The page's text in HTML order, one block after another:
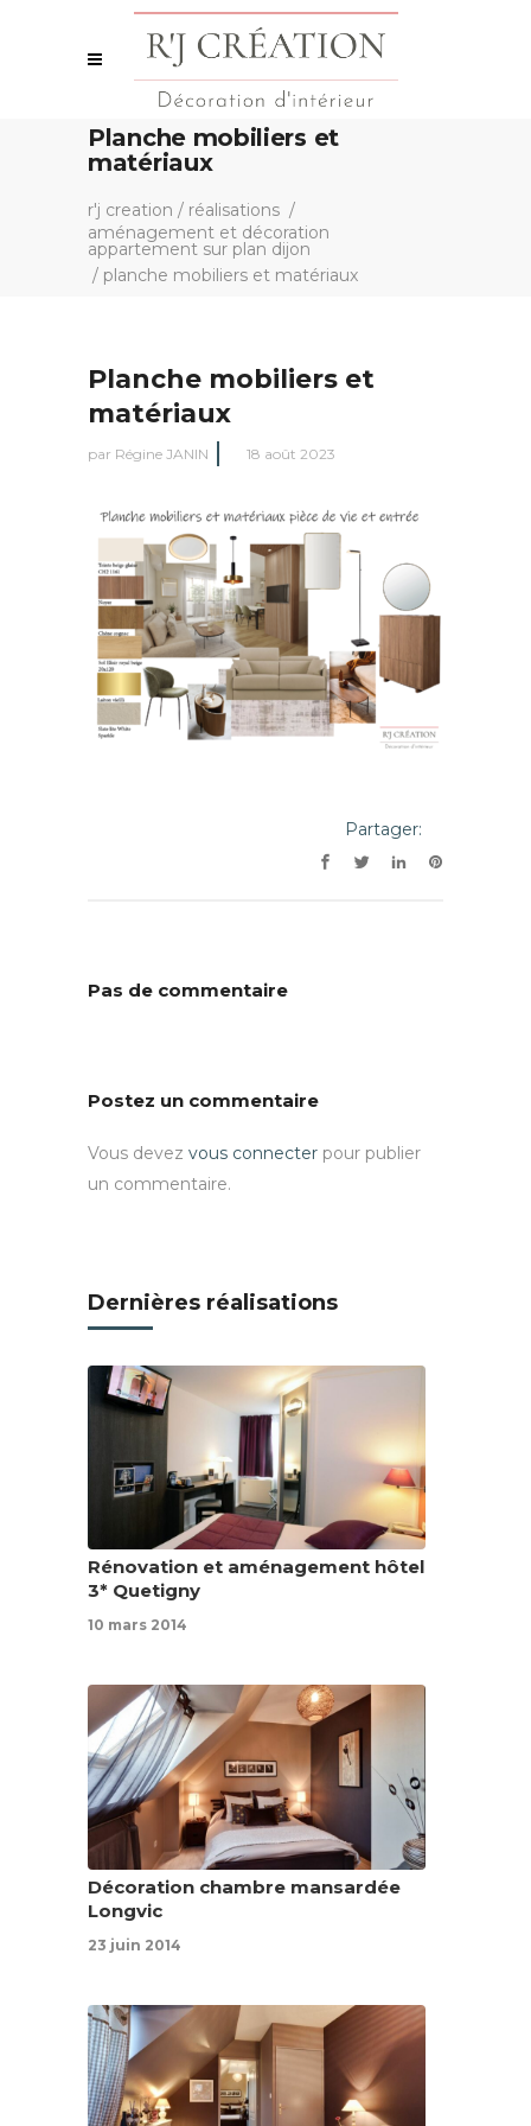
Planche mobiliers et
matériaux
r'j creation / réalisations /
aménagement et décoration
appartement sur plan dijon
/ planche mobiliers et matériaux
Planche mobiliers et
matériaux
par Régine JANIN 18 août 2023
Partager:
Pas de commentaire
Postez un commentaire
Vous devez vous connecter pour publier
un commentaire.
Dernières réalisations
Rénovation et aménagement hôtel
3* Quetigny
10 mars 2014
Décoration chambre mansardée
Longvic
23 juin 2014